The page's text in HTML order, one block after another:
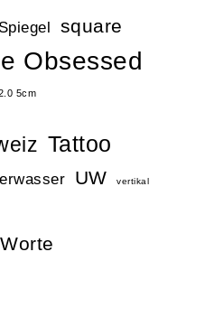
Spiegel square
Obsessed
5cm
Tattoo
UW vertikal